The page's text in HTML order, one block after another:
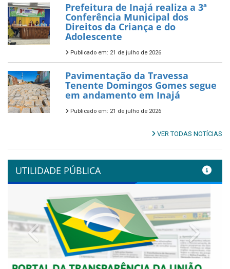
Prefeitura de Inajá realiza a 3ª
Conferência Municipal dos
Direitos da Criança e do
Adolescente
Publicado em: 21 de julho de 2026
Pavimentação da Travessa
Tenente Domingos Gomes segue
em andamento em Inajá
Publicado em: 21 de julho de 2026
VER TODAS NOTÍCIAS
UTILIDADE PÚBLICA
Previous